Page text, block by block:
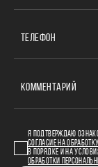
ТЕЛЕФОН
КОММЕНТАРИЙ
Я ПОДТВЕРЖДАЮ
СОГЛАСИЕ НА
В ПОРЯДКЕ И НА
ОБРАБОТКИ